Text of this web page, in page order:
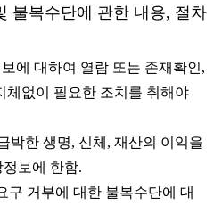
불복수단에 관한 내용, 절차
에 대하여 열람 또는 존재확인,
체없이 필요한 조치를 취해야
박한 생명, 신체, 재산의 이익을
보에 한함.
구 거부에 대한 불복수단에 대